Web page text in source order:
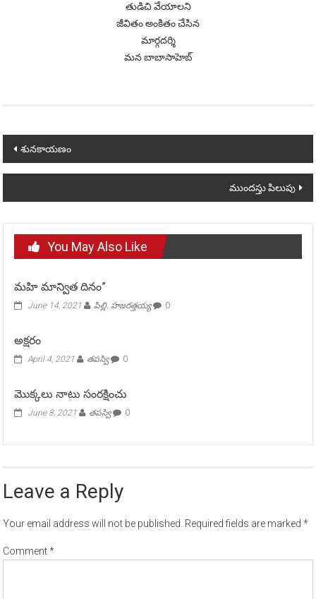
తుడిచి వేయాలని
జీవితం అంకితం చేసిన
మార్గదర్శి
మన బాబాసాహెబ్
Post
navigation
శునకాయణం
ముందస్తు పిలుపు
You May Also Like
మహి మాన్విత దినం”
June 14, 2021 పిల్లి. హజరత్తయ్య 0
అక్షరం
April 4, 2021 తపస్వి 0
మొక్కలు నాటు సంరక్షించు
June 8, 2021 తపస్వి 0
Leave a Reply
Your email address will not be published. Required fields are marked*
Comment*